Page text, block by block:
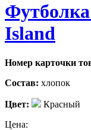
Island
Номер карточки
Состав: хлопок
Цвет:
Красный
Цена: